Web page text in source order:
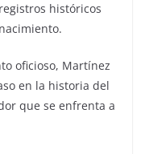
históricos
oficioso, Martínez
en la historia del
que se enfrenta a